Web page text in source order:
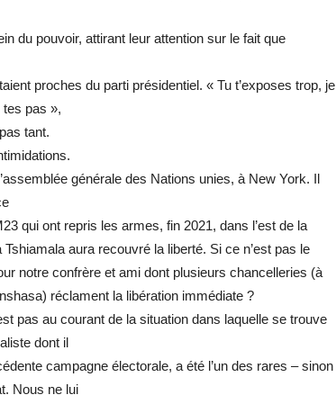
du pouvoir, attirant leur attention sur le fait que
proches du parti présidentiel. « Tu t’exposes trop, je
pas »,
tant.
générale des Nations unies, à New York. Il
qui ont repris les armes, fin 2021, dans l’est de la
aura recouvré la liberté. Si ce n’est pas le
notre confrère et ami dont plusieurs chancelleries (à
réclament la libération immédiate ?
pas au courant de la situation dans laquelle se trouve
dont il
campagne électorale, a été l’un des rares – sinon
Nous ne lui